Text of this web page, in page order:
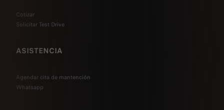
Cotizar
Solicitar Test Drive
ASISTENCIA
Agendar cita de mantención
Whatsapp